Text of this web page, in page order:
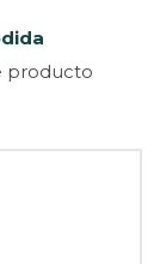
producto